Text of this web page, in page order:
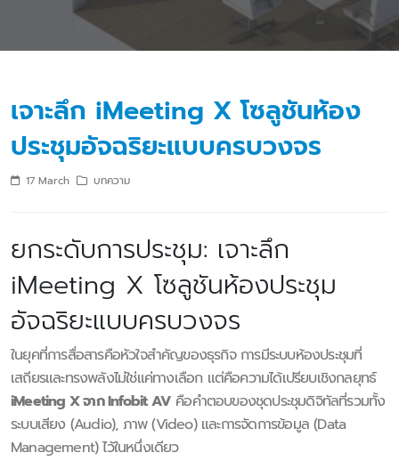
เจาะลึก iMeeting X โซลูชันห้อง
ประชุมอัจฉริยะแบบครบวงจร
17 March บทความ
ยกระดับการประชุม: เจาะลึก
iMeeting X โซลูชันห้องประชุม
อัจฉริยะแบบครบวงจร
ในยุคที่การสื่อสารคือหัวใจสำคัญของธุรกิจ การมีระบบห้องประชุมที่
เสถียรและทรงพลังไม่ใช่แค่ทางเลือก แต่คือความได้เปรียบเชิงกลยุทธ์
iMeeting X จาก Infobit AV คือคำตอบของชุดประชุมดิจิทัลที่รวมทั้ง
ระบบเสียง (Audio), ภาพ (Video) และการจัดการข้อมูล (Data
Management) ไว้ในหนึ่งเดียว